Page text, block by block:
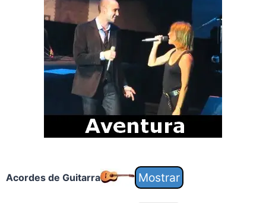
Acordes de Guitarra